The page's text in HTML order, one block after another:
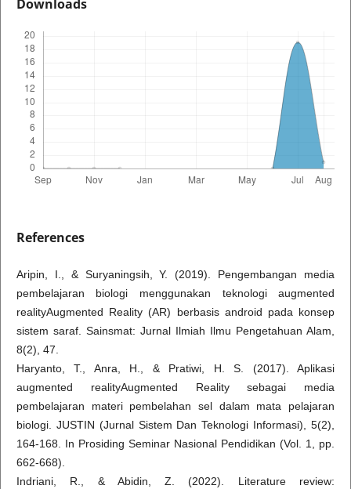
Downloads
References
Aripin, I., & Suryaningsih, Y. (2019). Pengembangan media
pembelajaran biologi menggunakan teknologi augmented
realityAugmented Reality (AR) berbasis android pada konsep
sistem saraf. Sainsmat: Jurnal Ilmiah Ilmu Pengetahuan Alam,
8(2), 47.
Haryanto, T., Anra, H., & Pratiwi, H. S. (2017). Aplikasi
augmented realityAugmented Reality sebagai media
pembelajaran materi pembelahan sel dalam mata pelajaran
biologi. JUSTIN (Jurnal Sistem Dan Teknologi Informasi), 5(2),
164-168. In Prosiding Seminar Nasional Pendidikan (Vol. 1, pp.
662-668).
Indriani, R., & Abidin, Z. (2022). Literature review: